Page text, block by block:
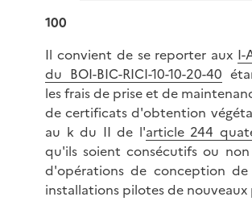
100
Il convient de se reporter aux I-
du BOI-BIC-RICI-10-10-20-40
les frais de prise et de
de certificats d'obtention
au k du II de l'article 244
qu'ils soient consécutifs ou
d'opérations de conception
installations pilotes de